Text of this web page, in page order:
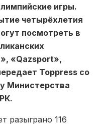
игры.
четырёхлетия
посмотреть в
«Qazsport»,
Toppress со
Министерства
разыграно 116